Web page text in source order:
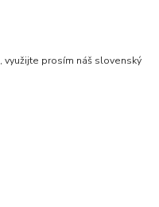
, využijte prosím náš slovenský